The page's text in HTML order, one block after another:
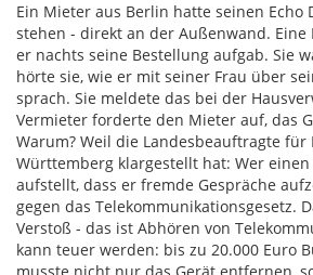
Ein Mieter aus Berlin hatte seinen Echo
stehen - direkt an der Außenwand.
er nachts seine Bestellung aufgab. Sie
hörte sie, wie er mit seiner Frau über
sprach. Sie meldete das bei der
Vermieter forderte den Mieter auf, das
Warum? Weil die Landesbeauftragte für
Württemberg klargestellt hat: Wer
aufstellt, dass er fremde Gespräche
gegen das Telekommunikationsgesetz.
Verstoß - das ist Abhören von
kann teuer werden: bis zu 20.000 Euro